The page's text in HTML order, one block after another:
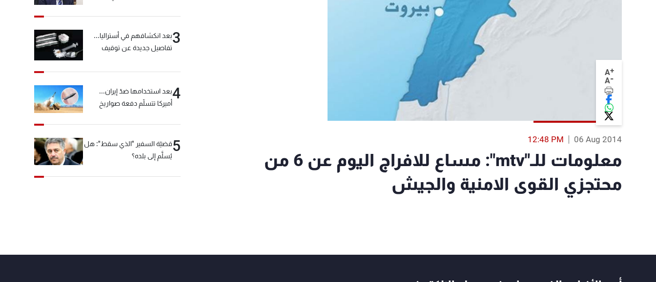
A+
A-
06 Aug 2014
12:48 PM
معلومات للـ"mtv": مساع للافراج اليوم عن 6 من
محتجزي القوى الامنية والجيش
3بعد انكشافهم في أستراليا...
تفاصيل جديدة عن توقيف
4بعد استخدامها ضدّ إيران...
أميركا تتسلّم دفعة صواريخ
5قضيّة السفير "الذي سقط": هل
يُسلَّم إلى بلده؟